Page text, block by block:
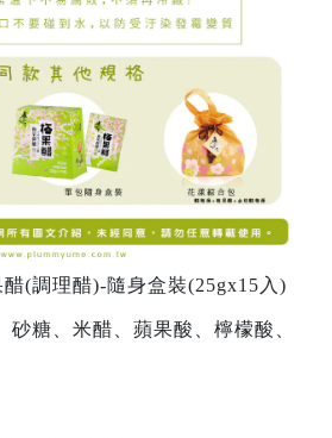
(調理醋)-隨身盒裝(25gx15入)
砂糖、米醋、蘋果酸、檸檬酸、